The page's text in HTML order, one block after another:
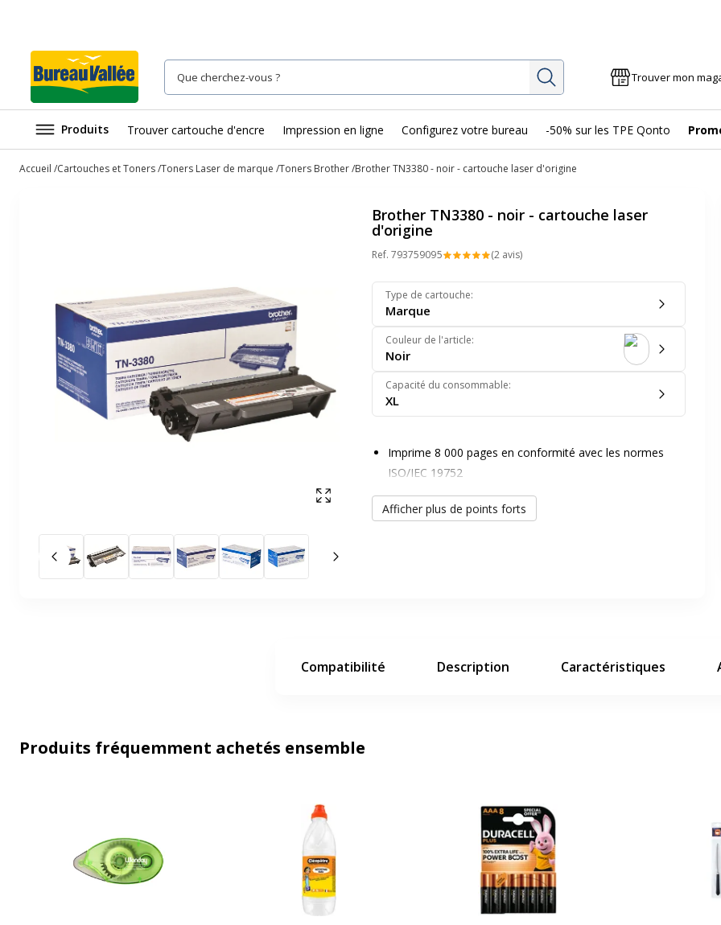
Rechercher Trouver mon
Produits Trouver cartouche d'encre Impression en ligne Configurez votre bureau -50% sur les TPE Qonto
Accueil Cartouches et Toners Toners Laser de marque Toners Brother Brother TN3380 - noir - cartouche laser d'origine
Afficher en plein écran
Slide précédent Slide suivant
Brother TN3380 - noir - cartouche laser
d'origine
Ref. 793759095 (2 avis)
Type de cartouche:
Marque
Couleur de l'article:
Noir
Capacité du consommable:
XL
Imprime 8 000 pages en conformité avec les normes
ISO/IEC 19752
Cartouche originale de haute qualité Brother
Évite le gaspillage pour vous économiser du papier, du
Afficher plus de points forts
Compatibilité Description Caractéristiques
Produits fréquemment achetés ensemble